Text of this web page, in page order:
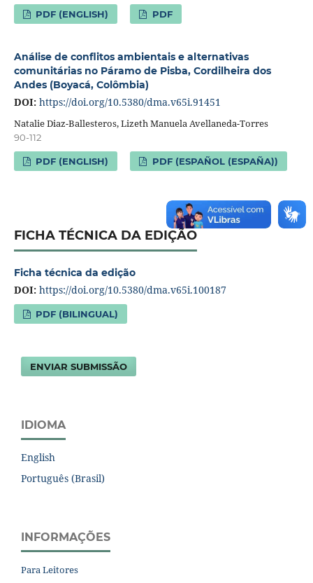
PDF (ENGLISH) PDF
Análise de conflitos ambientais e alternativas
comunitárias no Páramo de Pisba, Cordilheira dos
Andes (Boyacá, Colômbia)
DOI: https://doi.org/10.5380/dma.v65i.91451
Natalie Diaz-Ballesteros, Lizeth Manuela Avellaneda-Torres
90-112
PDF (ENGLISH) PDF (ESPAÑOL (ESPAÑA))
FICHA TÉCNICA DA EDIÇÃO
Ficha técnica da edição
DOI: https://doi.org/10.5380/dma.v65i.100187
PDF (BILINGUAL)
ENVIAR SUBMISSÃO
IDIOMA
English
Português (Brasil)
INFORMAÇÕES
Para Leitores